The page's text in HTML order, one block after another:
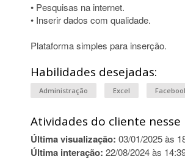
• Pesquisas na internet.
• Inserir dados com qualidade.
Plataforma simples para inserção.
Habilidades desejadas:
Administração Excel
Atividades do cliente
Última visualização: 03/01/2025 às
Última interação: 22/08/2024 às